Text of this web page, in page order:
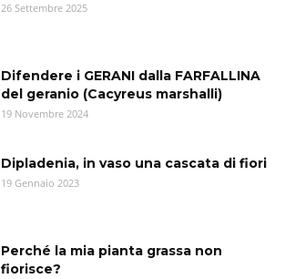
26 Settembre 2025
Difendere i GERANI dalla FARFALLINA
del geranio (Cacyreus marshalli)
19 Novembre 2024
Dipladenia, in vaso una cascata di fiori
19 Gennaio 2023
Perché la mia pianta grassa non
fiorisce?